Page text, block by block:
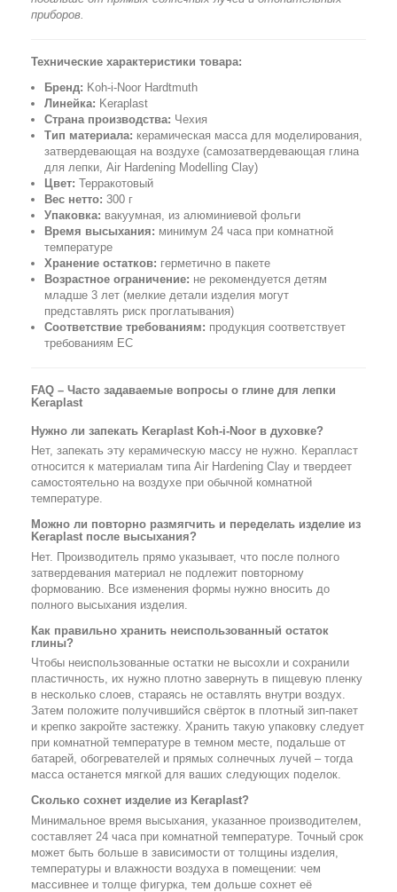
приборов.
Технические характеристики товара:
Бренд: Koh-i-Noor Hardtmuth
Линейка: Keraplast
Страна производства: Чехия
Тип материала: керамическая масса для моделирования,
затвердевающая на воздухе (самозатвердевающая глина
для лепки, Air Hardening Modelling Clay)
Цвет: Терракотовый
Вес нетто: 300 г
Упаковка: вакуумная, из алюминиевой фольги
Время высыхания: минимум 24 часа при комнатной
температуре
Хранение остатков: герметично в пакете
Возрастное ограничение: не рекомендуется детям
младше 3 лет (мелкие детали изделия могут
представлять риск проглатывания)
Соответствие требованиям: продукция соответствует
требованиям ЕС
FAQ – Часто задаваемые вопросы о глине для лепки
Keraplast
Нужно ли запекать Keraplast Koh-i-Noor в духовке?
Нет, запекать эту керамическую массу не нужно. Керапласт
относится к материалам типа Air Hardening Clay и твердеет
самостоятельно на воздухе при обычной комнатной
температуре.
Можно ли повторно размягчить и переделать изделие из
Keraplast после высыхания?
Нет. Производитель прямо указывает, что после полного
затвердевания материал не подлежит повторному
формованию. Все изменения формы нужно вносить до
полного высыхания изделия.
Как правильно хранить неиспользованный остаток
глины?
Чтобы неиспользованные остатки не высохли и сохранили
пластичность, их нужно плотно завернуть в пищевую пленку
в несколько слоев, стараясь не оставлять внутри воздух.
Затем положите получившийся свёрток в плотный зип-пакет
и крепко закройте застежку. Хранить такую упаковку следует
при комнатной температуре в темном месте, подальше от
батарей, обогревателей и прямых солнечных лучей – тогда
масса останется мягкой для ваших следующих поделок.
Сколько сохнет изделие из Keraplast?
Минимальное время высыхания, указанное производителем,
составляет 24 часа при комнатной температуре. Точный срок
может быть больше в зависимости от толщины изделия,
температуры и влажности воздуха в помещении: чем
массивнее и толще фигурка, тем дольше сохнет её